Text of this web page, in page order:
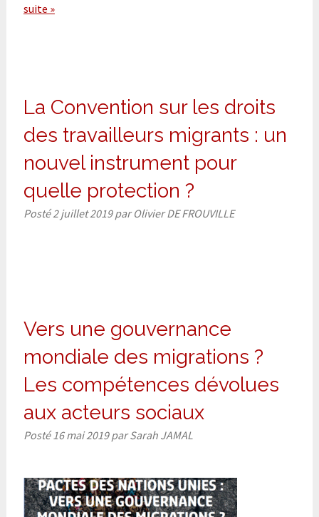
suite »
La Convention sur les droits
des travailleurs migrants : un
nouvel instrument pour
quelle protection ?
Posté2 juillet 2019 par Olivier DE FROUVILLE
Vers une gouvernance
mondiale des migrations ?
Les compétences dévolues
aux acteurs sociaux
Posté 16 mai 2019 par Sarah JAMAL